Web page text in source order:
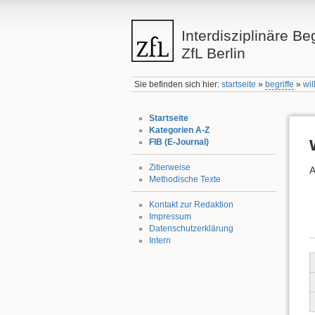
Interdisziplinäre
ZfL Berlin
Sie befinden sich hier:startseite » begriffe »
Startseite
Kategorien A-Z
FIB (E-Journal)
Zitierweise
Methodische Texte
Kontakt zur Redaktion
Impressum
Datenschutzerklärung
Intern